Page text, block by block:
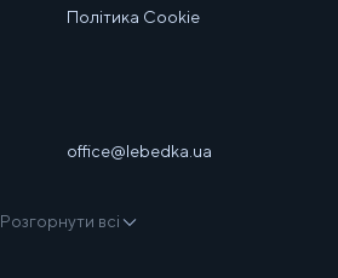
Політика Cookie
office@lebedka.ua
Розгорнути всі